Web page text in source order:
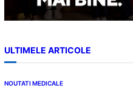
ULTIMELE ARTICOLE
NOUTATI MEDICALE